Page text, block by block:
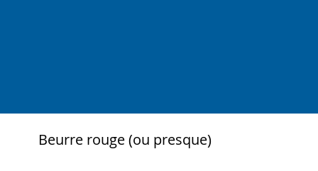
Beurre rouge (ou presque)